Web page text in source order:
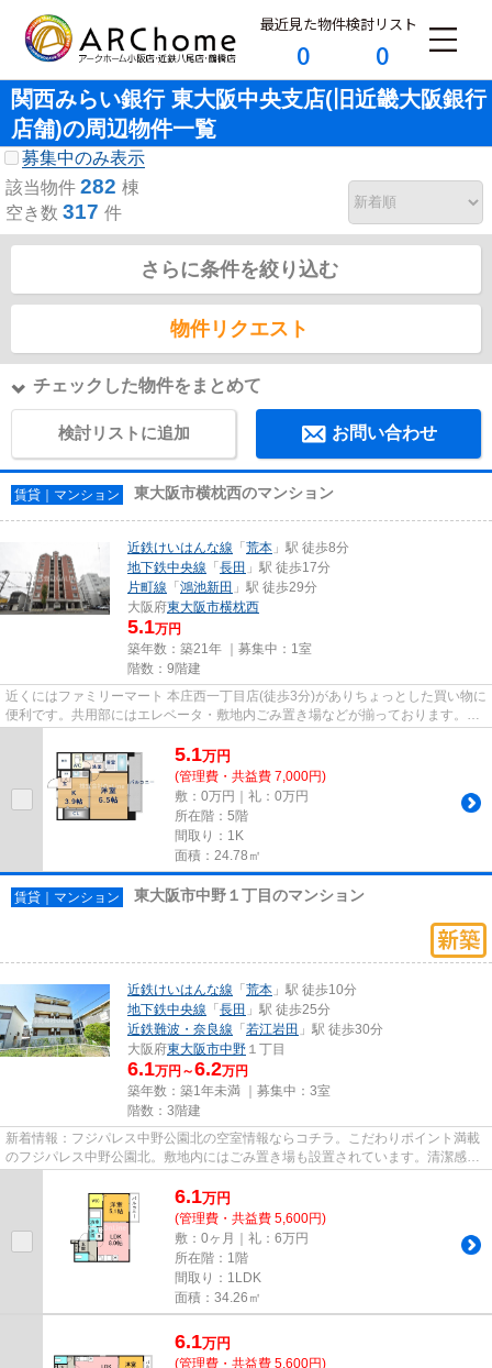
最近見た物件
0
検討リスト
0
関西みらい銀行 東大阪中央支店(旧近畿大阪銀行
店舗)の周辺物件一覧
募集中のみ表示
該当物件 282 棟
空き数 317 件
さらに条件を絞り込む
物件リクエスト
チェックした物件をまとめて
検討リストに追加 お問い合わせ
賃貸｜マンション 東大阪市横枕西のマンション
近鉄けいはんな線 「荒本 」駅 徒歩8分
地下鉄中央線 「長田 」駅 徒歩17分
片町線 「鴻池新田 」駅 徒歩29分
大阪府東大阪市横枕西
5.1万円
築年数：築21年 ｜募集中： 1室
階数：9階建
近くにはファミリーマート 本庄西一丁目店(徒歩3分)がありちょっとした買い物に
便利です。共用部にはエレベータ・敷地内ごみ置き場などが揃っております。造
りとデザインに関して、自...
5.1万円
(管理費・共益費 7,000円)
敷：0万円｜礼：0万円
所在階：5階
間取り：1K
面積：24.78㎡
賃貸｜マンション 東大阪市中野１丁目のマンション
近鉄けいはんな線 「荒本 」駅 徒歩10分
地下鉄中央線 「長田 」駅 徒歩25分
近鉄難波・奈良線 「若江岩田 」駅 徒歩30分
大阪府東大阪市中野 １丁目
6.1万円～6.2万円
築年数：築1年未満 ｜募集中： 3室
階数：3階建
新着情報：フジパレス中野公園北の空室情報ならコチラ。こだわりポイント満載
のフジパレス中野公園北。敷地内にはごみ置き場も設置されています。清潔感の
ある室内が魅力的な2026年築...
6.1万円
(管理費・共益費 5,600円)
敷：0ヶ月｜礼：6万円
所在階：1階
間取り：1LDK
面積：34.26㎡
6.1万円
(管理費・共益費 5,600円)